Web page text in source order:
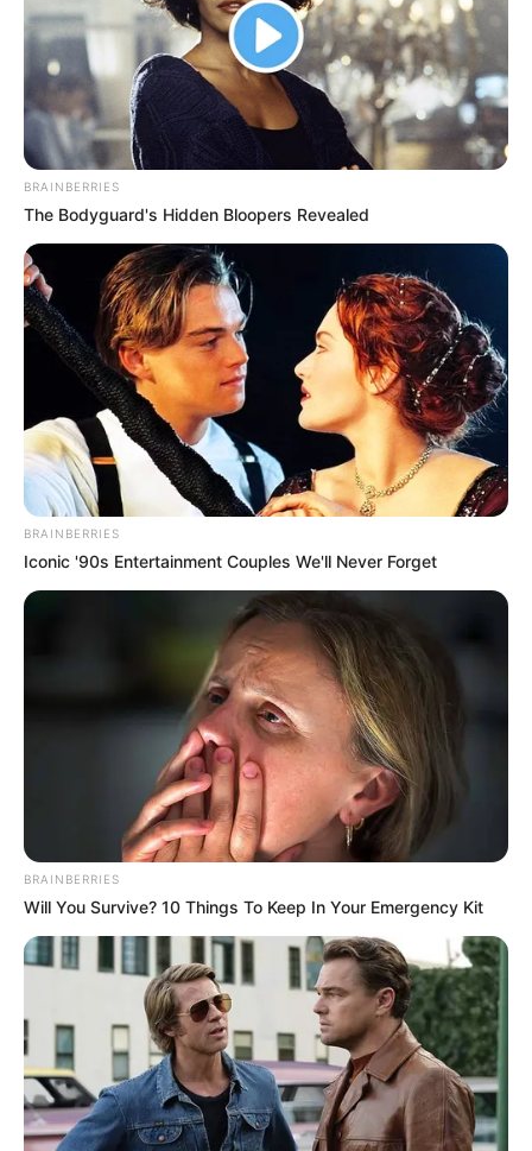
ΕΥΒΟΙΑ
BRAINBERRIES
The Bodyguard's Hidden Bloopers Revealed
BRAINBERRIES
Iconic '90s Entertainment Couples We'll Never Forget
BRAINBERRIES
Will You Survive? 10 Things To Keep In Your Emergency Kit